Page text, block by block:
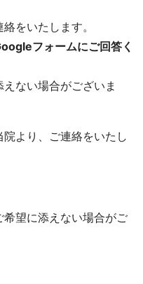
をいたします。
フォームにご回答く
ない場合がございま
より、ご連絡をいたし
望に添えない場合がご